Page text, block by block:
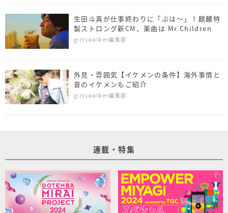
生田斗真が仕事終わりに「ぷは～」！麒麟特
製ストロング新CM、楽曲は Mr.Children
girlswalker編集部
外見・雰囲気【イケメンの条件】海外事情と
昔のイケメンもご紹介
girlswalker編集部
連載・特集